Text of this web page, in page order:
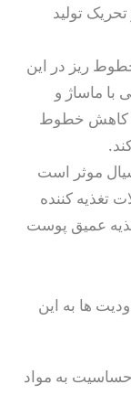
و ترکیب درمانی
اسکین بوستر
پروفایلو
جالپرو
ضدلک
آموزشی
تولید
خطوط ریز در این
ماساژ و
کاهش خطوط
موثر است
تغذیه کننده
عمیق پوست
ها به این
به مواد